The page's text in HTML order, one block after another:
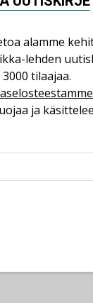
paikalleen
alamme
lehden
tilaajaa.
ja